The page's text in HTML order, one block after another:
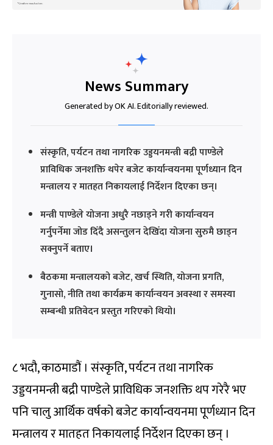
News Summary
Generated by OK AI. Editorially reviewed.
संस्कृति, पर्यटन तथा नागरिक उड्डयनमन्त्री बद्री पाण्डेले
प्राविधिक जनशक्ति थपेर बजेट कार्यान्वयनमा पूर्णध्यान दिन
मन्त्रालय र मातहत निकायलाई निर्देशन दिएका छन्।
मन्त्री पाण्डेले योजना अधुरै नछाड्ने गरी कार्यान्वयन
गर्नुपर्नेमा जोड दिँदै असन्तुलन देखिँदा योजना सुरुमै छाड्न
सक्नुपर्ने बताए।
बैठकमा मन्त्रालयको बजेट, खर्च स्थिति, योजना प्रगति,
गुनासो, नीति तथा कार्यक्रम कार्यान्वयन अवस्था र समस्या
सम्बन्धी प्रतिवेदन प्रस्तुत गरिएको थियो।
८ भदौ, काठमाडौं । संस्कृति, पर्यटन तथा नागरिक
उड्डयनमन्त्री बद्री पाण्डेले प्राविधिक जनशक्ति थप गरेरै भए
पनि चालु आर्थिक वर्षको बजेट कार्यान्वयनमा पूर्णध्यान दिन
मन्त्रालय र मातहत निकायलाई निर्देशन दिएका छन् ।